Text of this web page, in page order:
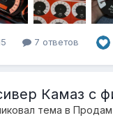
7 ответов
Камаз с
тема в Продам